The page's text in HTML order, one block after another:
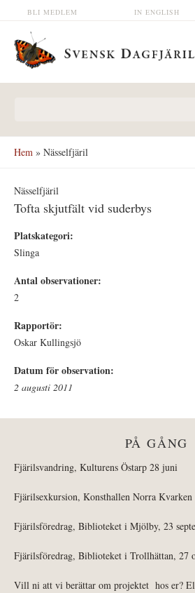
Hoppa till huvudinnehåll IN ENGLISH
BLI MEDLEM
Hem » Nässelfjäril
Nässelfjäril
Tofta skjutfält vid suderbys
Platskategori:
Slinga
Antal observationer:
2
Rapportör:
Oskar Kullingsjö
Datum för observation:
2 augusti 2011
PÅ GÅNG
Fjärilsvandring, Kulturens Östarp 28 juni
Fjärilsexkursion, Konsthallen Norra
Fjärilsföredrag, Biblioteket i Mjölby, 23
Fjärilsföredrag, Biblioteket i Trollhättan, 27
Vill ni att vi berättar om projektet hos er?